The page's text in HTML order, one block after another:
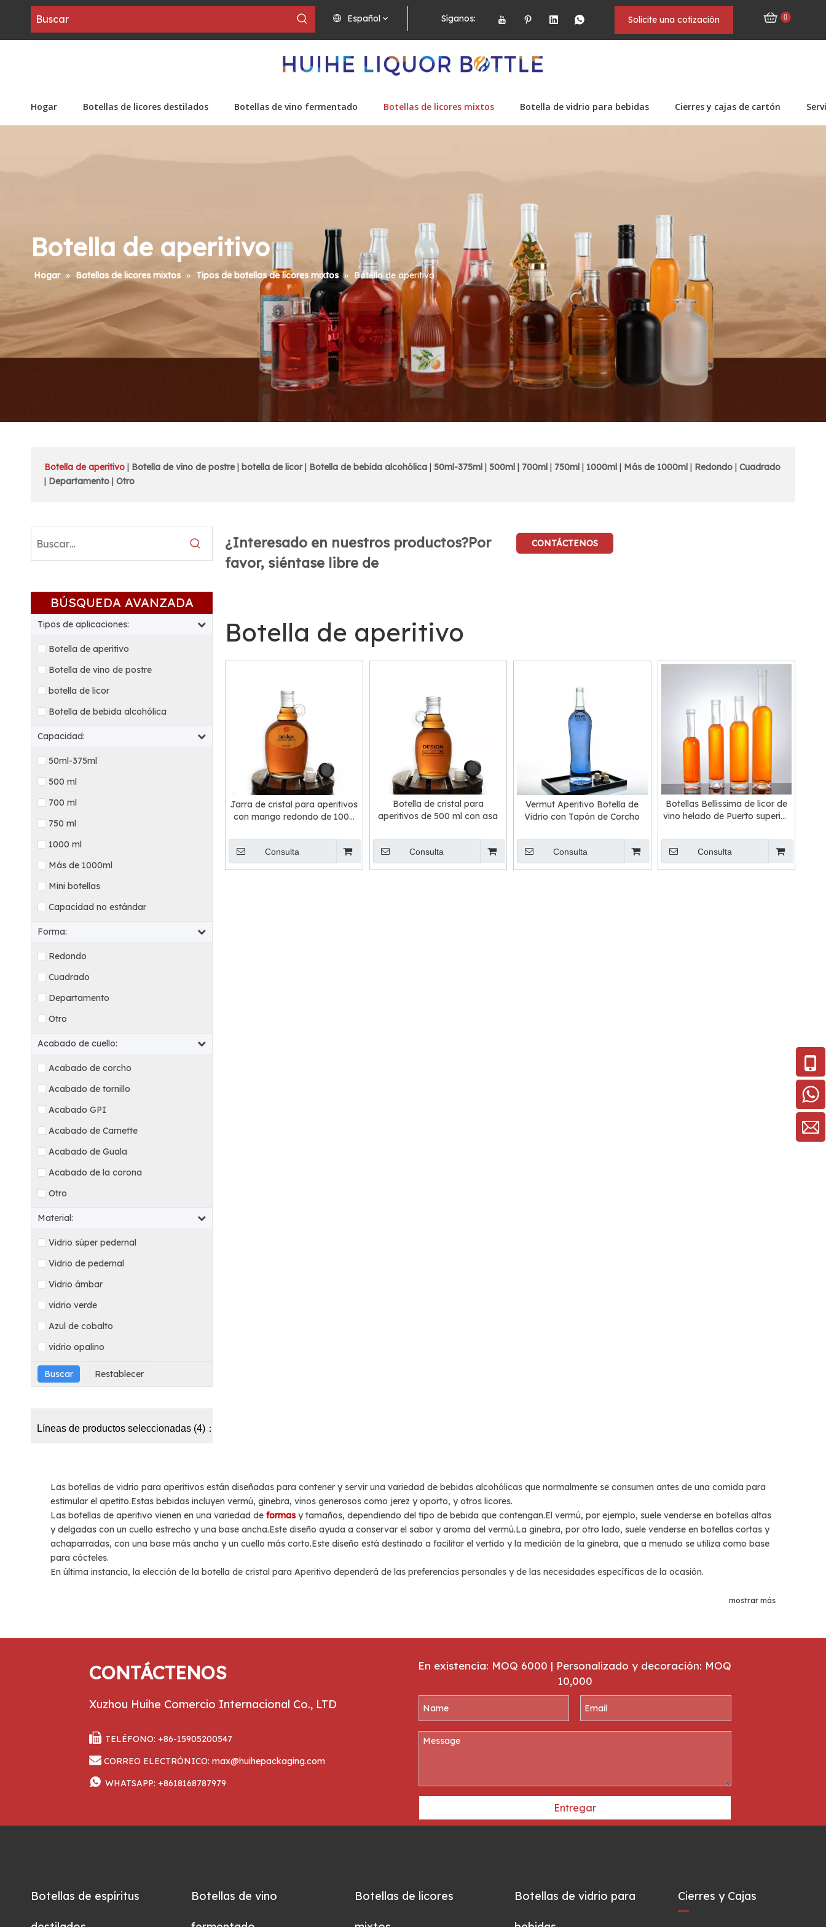
Español Síganos: Solicite una cotización 0
Hogar Botellas de licores destilados Botellas de vino fermentado Botellas de licores mixtos Botella de vidrio para bebidas Cierres y cajas de cartón
Botella de aperitivo
Hogar » Botellas de licores mixtos » Tipos de botellas de licores mixtos » Botella de aperitivo
Botella de aperitivo | Botella de vino de postre | botella de licor | Botella de bebida alcohólica | 50ml-375ml | 500ml | 700ml | 750ml | 1000ml | Más de 1000ml | Redondo | Cuadrado
| Departamento | Otro
¿Interesado en nuestros productos?Por
favor, siéntase libre de
CONTÁCTENOS
BÚSQUEDA AVANZADA
Tipos de aplicaciones:
Botella de aperitivo
Botella de vino de postre
botella de licor
Botella de bebida alcohólica
Capacidad:
50ml-375ml
500 ml
700 ml
750 ml
1000 ml
Más de 1000ml
Mini botellas
Capacidad no estándar
Forma:
Redondo
Cuadrado
Departamento
Otro
Acabado de cuello:
Acabado de corcho
Acabado de tornillo
Acabado GPI
Acabado de Carnette
Acabado de Guala
Acabado de la corona
Otro
Material:
Vidrio súper pedernal
Vidrio de pedernal
Vidrio ámbar
vidrio verde
Azul de cobalto
vidrio opalino
Líneas de productos seleccionadas (4)：
Botella de aperitivo
Jarra de cristal para aperitivos
con mango redondo de 1000
Consulta
Botella de cristal para
aperitivos de 500 ml con asa
Consulta
Vermut Aperitivo Botella de
Vidrio con Tapón de Corcho
Consulta
Botellas Bellissima de licor de
vino helado de Puerto superior
Consulta
Las botellas de vidrio para aperitivos están diseñadas para contener y servir una variedad de bebidas alcohólicas que normalmente se consumen antes de una comida para
estimular el apetito.Estas bebidas incluyen vermú, ginebra, vinos generosos como jerez y oporto, y otros licores.
Las botellas de aperitivo vienen en una variedad de formas y tamaños, dependiendo del tipo de bebida que contengan.El vermú, por ejemplo, suele venderse en botellas altas
y delgadas con un cuello estrecho y una base ancha.Este diseño ayuda a conservar el sabor y aroma del vermú.La ginebra, por otro lado, suele venderse en botellas cortas y
achaparradas, con una base más ancha y un cuello más corto.Este diseño está destinado a facilitar el vertido y la medición de la ginebra, que a menudo se utiliza como base
para cócteles.
En última instancia, la elección de la botella de cristal para Aperitivo dependerá de las preferencias personales y de las necesidades específicas de la ocasión.
mostrar más
CONTÁCTENOS
Xuzhou Huihe Comercio Internacional Co., LTD
 TELÉFONO: +86-15905200547
 CORREO ELECTRÓNICO:max@huihepackaging.com
 WHATSAPP: +8618168787979
En existencia: MOQ 6000 | Personalizado y decoración: MOQ
10,000
Entregar
Botellas de espíritus Botellas de vino Botellas de licores Botellas de vidrio para Cierres y Cajas